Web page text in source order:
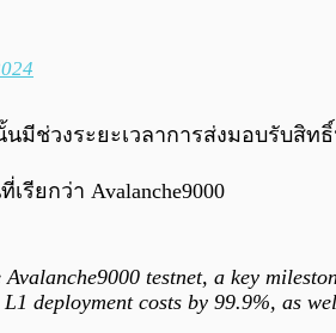
มีช่วงระยะเวลาการส่งมอบรับสิ
ยกว่า Avalanche9000
testnet, a key
deployment costs by 99.9%, as